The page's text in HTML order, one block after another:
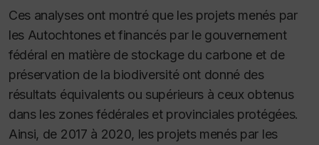
Ces analyses ont montré que les projets menés par
les Autochtones et financés par le gouvernement
fédéral en matière de stockage du carbone et de
préservation de la biodiversité ont donné des
résultats équivalents ou supérieurs à ceux obtenus
dans les zones fédérales et provinciales protégées.
Ainsi, de 2017 à 2020, les projets menés par les